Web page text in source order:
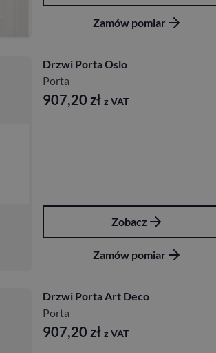
Zamów pomiar
Drzwi Porta Oslo
Porta
907,20 zł z VAT
Zobacz
Zamów pomiar
Drzwi Porta Art Deco
Porta
907,20 zł z VAT